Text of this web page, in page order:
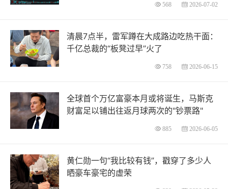
568 2026-07-02
清晨7点半，雷军蹲在大成路边吃热干面：
千亿总裁的“板凳过早”火了
758 2026-06-15
全球首个万亿富豪本月或将诞生，马斯克
财富足以铺出往返月球两次的"钞票路"
885 2026-06-05
黄仁勋一句“我比较有钱”，戳穿了多少人
晒豪车豪宅的虚荣